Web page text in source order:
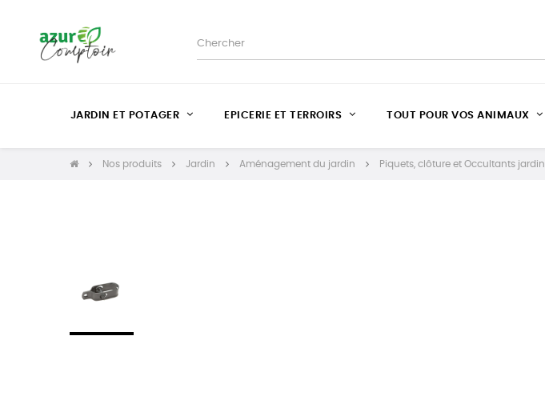
JARDIN ET POTAGER EPICERIE ET TERROIRS TOUT POUR VOS ANIMAUX
Nos produits Jardin Aménagement du jardin Piquets, clôture et Occultants jardin